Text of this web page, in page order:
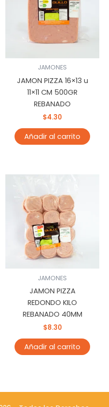
JAMONES
JAMON PIZZA 16×13 u
11×11 CM 500GR
REBANADO
$4.30
Añadir al carrito
JAMONES
JAMON PIZZA
REDONDO KILO
REBANADO 40MM
$8.30
Añadir al carrito